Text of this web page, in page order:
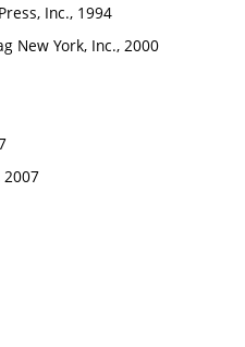
Inc., 1994
New York, Inc., 2000
2007